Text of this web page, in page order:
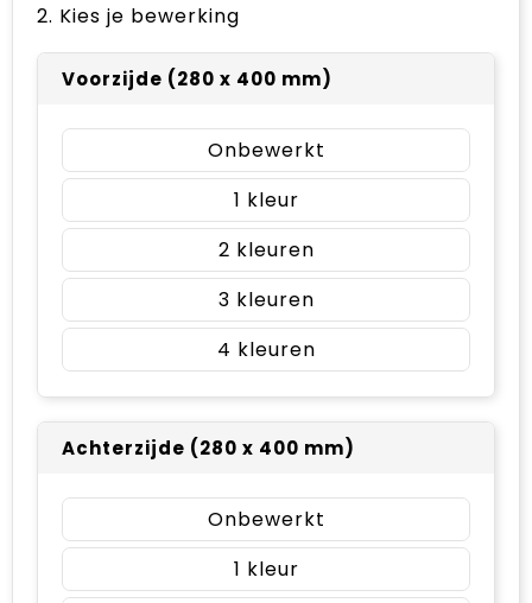
2. Kies je bewerking
Voorzijde (280 x 400 mm)
Onbewerkt
1
2
3
4
Achterzijde (280 x 400 mm)
Onbewerkt
1